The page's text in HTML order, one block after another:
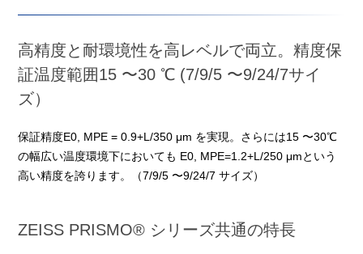
高精度と耐環境性を高レベルで両立。精度保
証温度範囲15 〜30 ℃ (7/9/5 〜9/24/7サイ
ズ）
保証精度E0, MPE = 0.9+L/350 μm を実現。さらには15 〜30℃
の幅広い温度環境下においても E0, MPE=1.2+L/250 μmという
高い精度を誇ります。（7/9/5 〜9/24/7 サイズ）
ZEISS PRISMO® シリーズ共通の特長